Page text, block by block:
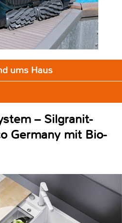
ums Haus
– Silgranit-
Germany mit Bio-